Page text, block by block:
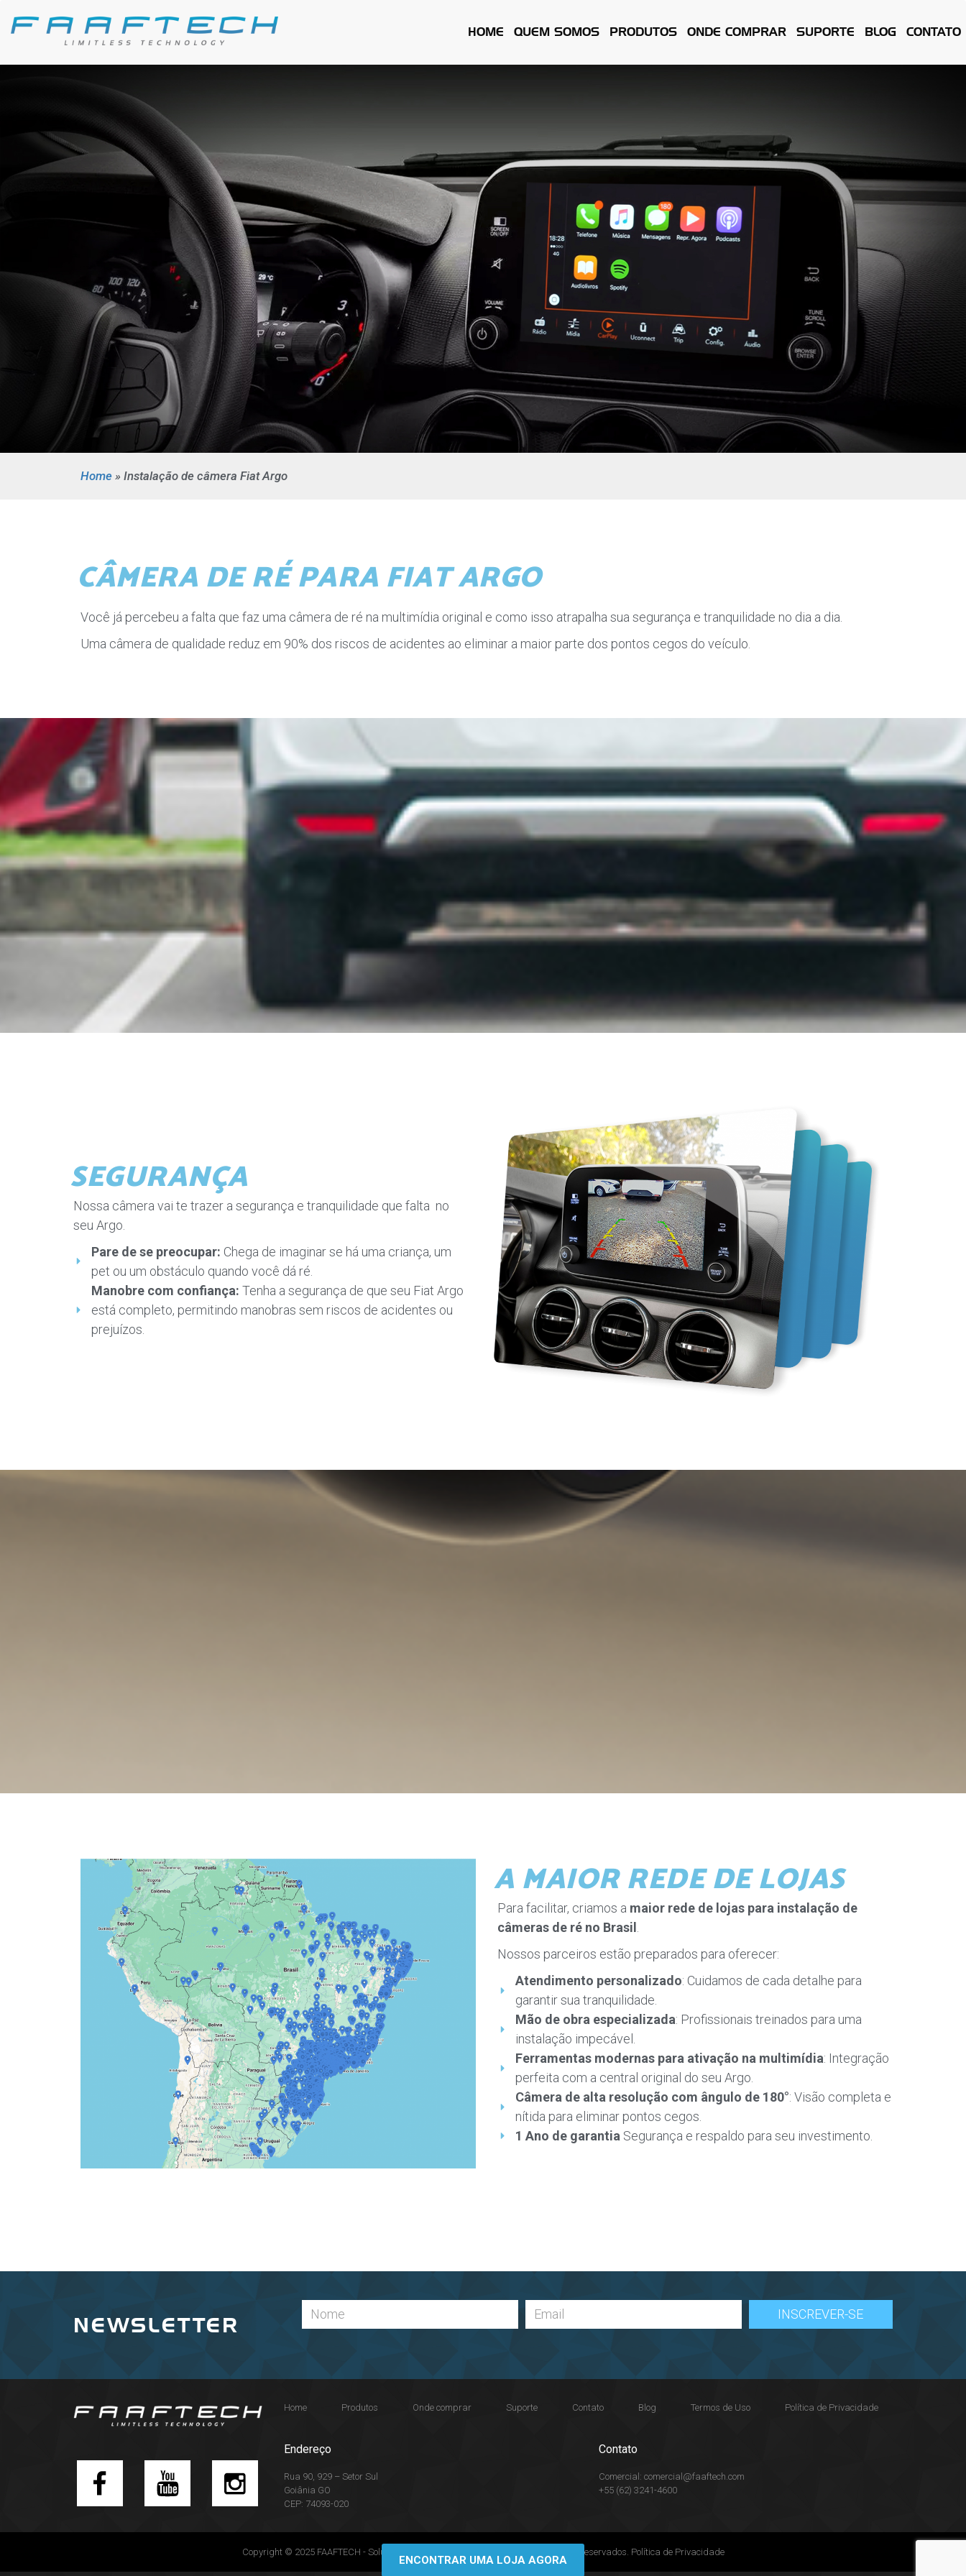
HOME QUEM SOMOS PRODUTOS ONDE COMPRAR SUPORTE BLOG CONTATO
Home » Instalação de câmera Fiat Argo
CÂMERA DE RÉ PARA FIAT ARGO
Você já percebeu a falta que faz uma câmera de ré na multimídia original e como isso atrapalha sua segurança e tranquilidade no dia a dia.
Uma câmera de qualidade reduz em 90% dos riscos de acidentes ao eliminar a maior parte dos pontos cegos do veículo.
SEGURANÇA
Nossa câmera vai te trazer a segurança e tranquilidade que falta no
seu Argo.
Pare de se preocupar: Chega de imaginar se há uma criança, um
pet ou um obstáculo quando você dá ré.
Manobre com confiança: Tenha a segurança de que seu Fiat Argo
está completo, permitindo manobras sem riscos de acidentes ou
prejuízos.
A MAIOR REDE DE LOJAS
Para facilitar, criamos a maior rede de lojas para instalação de
câmeras de ré no Brasil .
Nossos parceiros estão preparados para oferecer:
Atendimento personalizado: Cuidamos de cada detalhe para
garantir sua tranquilidade.
Mão de obra especializada: Profissionais treinados para uma
instalação impecável.
Ferramentas modernas para ativação na multimídia: Integração
perfeita com a central original do seu Argo.
Câmera de alta resolução com ângulo de 180°: Visão completa e
nítida para eliminar pontos cegos.
1 Ano de garantiaSegurança e respaldo para seu investimento.
ENCONTRAR UMA LOJA AGORA
NEWSLETTER
Home Produtos Onde comprar Suporte Contato Blog Termos de Uso Política de Privacidade
Endereço
Rua 90, 929 – Setor Sul
Goiânia GO
CEP: 74093-020
Contato
Comercial:comercial@faaftech.com
+55 (62) 3241-4600
Copyright © 2025 FAAFTECH - Soluções automotivas inteligentes - Todos os direitos reservados. Política de Privacidade